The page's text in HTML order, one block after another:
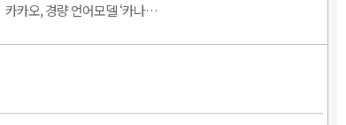
카카오, 경량 언어모델 ‘카나…